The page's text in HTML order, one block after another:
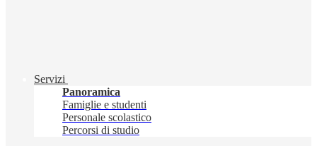
Servizi
Panoramica
Famiglie e studenti
Personale scolastico
Percorsi di studio